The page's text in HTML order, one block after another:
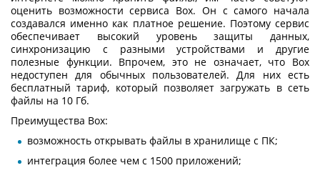
оценить возможности сервиса Box. Он с самого начала
создавался именно как платное решение. Поэтому сервис
обеспечивает высокий уровень защиты данных,
синхронизацию с разными устройствами и другие
полезные функции. Впрочем, это не означает, что Box
недоступен для обычных пользователей. Для них есть
бесплатный тариф, который позволяет загружать в сеть
файлы на 10 Гб.
Преимущества Box:
возможность открывать файлы в хранилище с ПК;
интеграция более чем с 1500 приложений;